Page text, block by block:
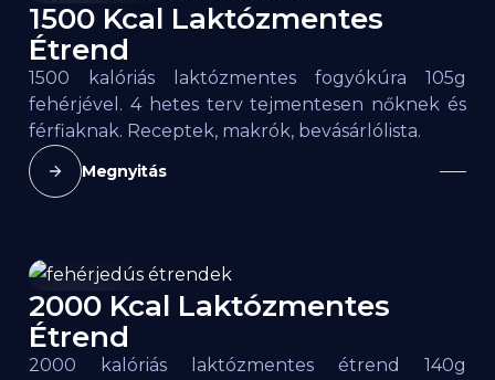
1500 kcal
1500 Kcal Laktózmentes
Étrend
1500 kalóriás laktózmentes fogyókúra 105g
fehérjével. 4 hetes terv tejmentesen nőknek és
férfiaknak. Receptek, makrók, bevásárlólista.
Megnyitás
2000 kcal
2000 Kcal Laktózmentes
Étrend
2000 kalóriás laktózmentes étrend 140g